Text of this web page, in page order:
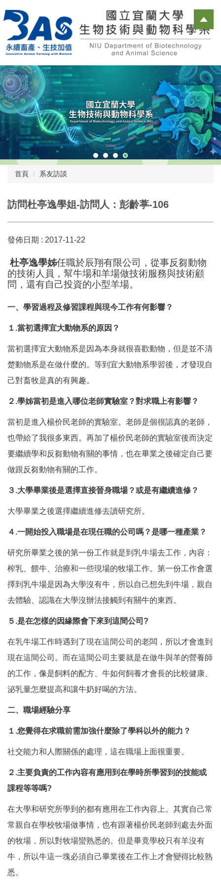
到
要
內
區
首頁 系友訪談
訪問杜亭逸學姐-訪問人：彭齡葶-106
發佈日期 : 2017-11-22
杜亭逸學姊任職於辰翔有限公司，從事反芻動物
的技術人員，幫牛場和羊場做技術服務與技術顧
問，還有自己投資的小型羊場。
一、學習過程及修習課程與現今工作有何影響？
１.當初選擇宜大動物系的原因？
當初選擇宜大動物系是因為本身就很喜歡動物，但是並不清
楚動物系是在做什麼的。等到宜大動物系學習後，才發現自
己對畜牧是真的有興趣。
２.學姊當初是進入哪位老師實驗室？對求職上有影響？
當初是進入楊价民老師的實驗室。老師是個很認真的老師，
也帶給了我很多東西。再加了楊价民老師的實驗室後而決定
要繼續學和反芻動物有關的事情，也在畢業之後確定自己要
做跟反芻動物有關的工作。
３.大學畢業後是選擇直接晉身職場？或是有繼續進修？
大學畢業之後選擇繼續進修去讀研究所。
４.一開始投入職場是在現任職的公司嗎？是哪一種產業？
研究所畢業之後的第一份工作就是到乳牛場去工作，內容：
榨乳、餵牛、治療和一些現場的牧場工作。第一份工作會選
擇到乳牛場是因為大學沒有牛，所以自己想先到牛場，親自
去體驗、認識在大學沒辦法接觸到有關牛的東西。
５.是在怎樣的因緣際會下來到這間公司?
在乳牛場工作時遇到了現在這間公司的老闆，所以才會進到
現在這間公司。而在這間公司主要就是在做牛與羊的營養師
的工作，像是飼料的配方、牛如何飼養才會長的比較健康、
泌乳量怎麼提高和讓牛奶好喝的方法。
二、職場經驗分享
１.您覺得在求職前需加強什麼除了學科以外的能力？
社交能力和人際關係的處理，這在職場上面很重要。
２.主要負責的工作內容有應用到在學時所學習到的技能或
課程等等嗎?
在大學和研究所學到的都有應用在工作內容上。其實自己常
常親自在學校牧場做事情，也有跟著楊价民老師到處去外面
的牧場，所以對牧場蠻熟悉的。但是畢竟學校只有羊沒有
牛，所以牛這一塊必須自己畢業後在工作上才會變得比較熟
悉。